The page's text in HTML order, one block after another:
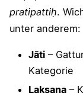
pratipattiḥ.
unter anderem:
Jāti –
Kategorie
Lakṣaṇa –